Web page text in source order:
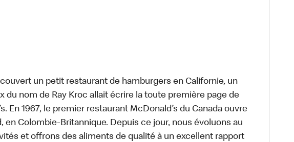
un petit restaurant de hamburgers en Californie, un
du nom de Ray Kroc allait écrire la toute première page de
En 1967, le premier restaurant McDonald’s du Canada ouvre
en Colombie-Britannique. Depuis ce jour, nous évoluons au
et offrons des aliments de qualité à un excellent rapport